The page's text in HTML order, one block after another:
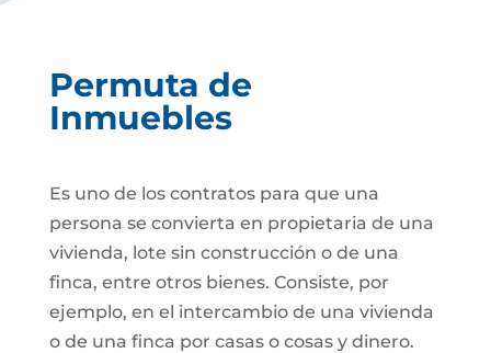
Permuta de
Inmuebles
Es uno de los contratos para que una
persona se convierta en propietaria de una
vivienda, lote sin construcción o de una
finca, entre otros bienes. Consiste, por
ejemplo, en el intercambio de una vivienda
o de una finca por casas o cosas y dinero.